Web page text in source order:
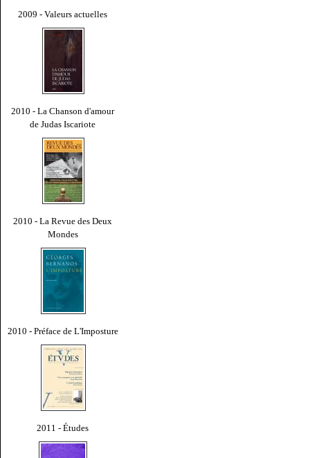
2009 - Valeurs actuelles
2010 - La Chanson d'amour
de Judas Iscariote
2010 - La Revue des Deux
Mondes
2010 - Préface de L'Imposture
2011 - Études